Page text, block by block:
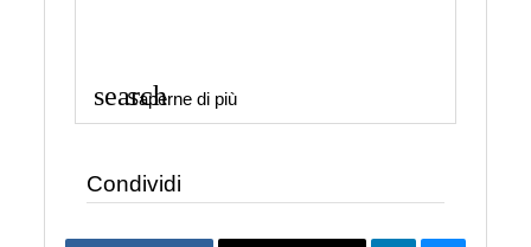
search
Saperne di più
Condividi